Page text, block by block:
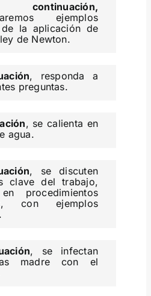
ejemplos
la aplicación de
de Newton.
, responda a
preguntas.
, se calienta en
agua.
, se discuten
clave del trabajo,
procedimientos
con ejemplos
, se infectan
madre con el